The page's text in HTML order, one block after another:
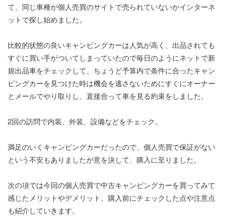
て、同じ車種が個人売買のサイトで売られていないかインターネ
ットで探し始めました。
比較的状態の良いキャンピングカーは人気が高く、出品されても
すぐに買い手がついてしまっていたので毎日のようにネットで新
規出品車をチェックして、ちょうど予算内で条件に合ったキャン
ピングカーを見つけた時は機会を逃さないためにすぐにオーナー
とメールでやり取りし、直接合って車を見る約束をしました。
2回の訪問で内装、外装、設備などをチェック。
満足のいくキャンピングカーだったので、個人売買で保証がない
という不安もありましたが意を決して、購入に至りました。
次の項では今回の個人売買で中古キャンピングカーを買ってみて
感じたメリットやデメリット、購入前にチェックした点や注意点
も紹介していきます。